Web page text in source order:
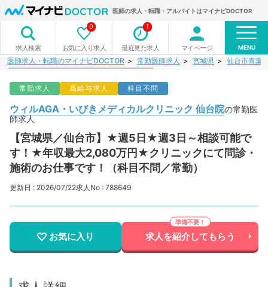
医師の求人・転職・アルバイトはマイナビDOCTOR
求人検索 お気に入り求人
0
最近見た求人
1
マイページ MENU
医師求人・転職のマイナビDOCTOR 常勤医師求人 宮城県 仙台市青葉
常勤求人 高給与求人 科目不問
ウィルAGA・いびきメディカルクリニック 仙台院の常勤医
師求人
【宮城県／仙台市】★週5日★週3日～相談可能で
す！★年収最大2,080万円★クリニックにて問診・
施術のお仕事です！（科目不問／常勤）
更新日 : 2026/07/22求人No : 788649
お気に入り 求人を紹介してもらう